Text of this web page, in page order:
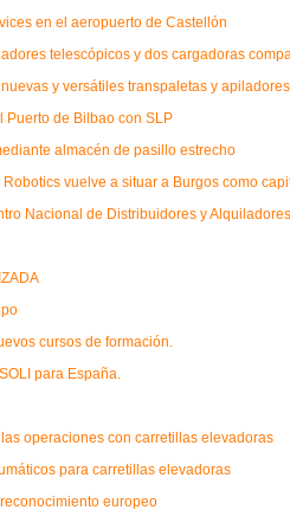
en el aeropuerto de Castellón
telescópicos y dos cargadoras
y versátiles transpaletas y
Puerto de Bilbao con SLP
almacén de pasillo estrecho
vuelve a situar a Burgos como
Nacional de Distribuidores y
cursos de formación.
para España.
operaciones con carretillas elevadoras
para carretillas elevadoras
europeo